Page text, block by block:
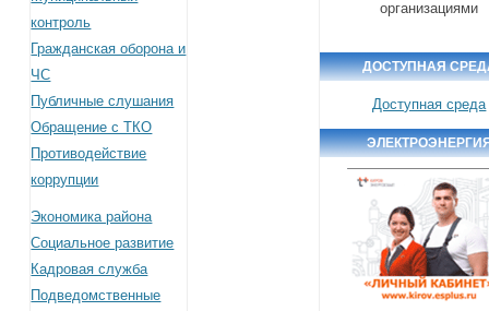
контроль
Гражданская оборона и
ЧС
Публичные слушания
Обращение с ТКО
Противодействие
коррупции
Экономика района
Социальное развитие
Кадровая служба
Подведомственные
организациями
ДОСТУПНАЯ
Доступная среда